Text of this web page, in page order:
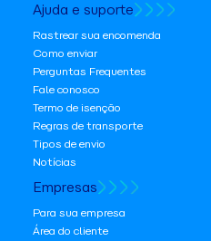
Ajuda e suporte
Rastrear sua encomenda
Como enviar
Perguntas Frequentes
Fale conosco
Termo de isenção
Regras de transporte
Tipos de envio
Notícias
Empresas
Para sua empresa
Área do cliente